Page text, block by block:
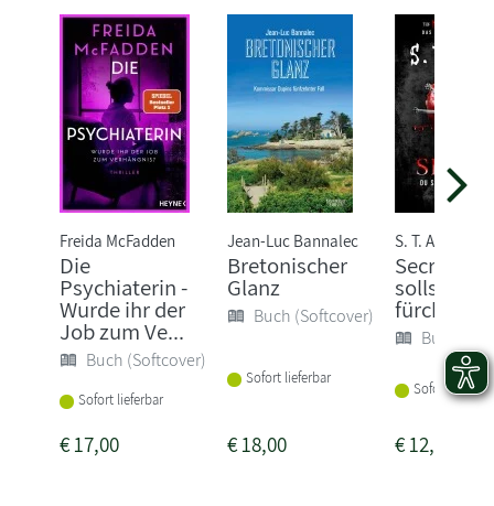
Freida McFadden
Die
Psychiaterin -
Wurde ihr der
Job zum Ve...
Buch (Softcover)
Sofort lieferbar
€17,00
Jean-Luc Bannalec
Bretonischer
Glanz
Buch (Softcover)
Sofort lieferbar
€18,00
S. T. Abby
Secret -
sollst
fürchten
Buch
Sofort
€12,00